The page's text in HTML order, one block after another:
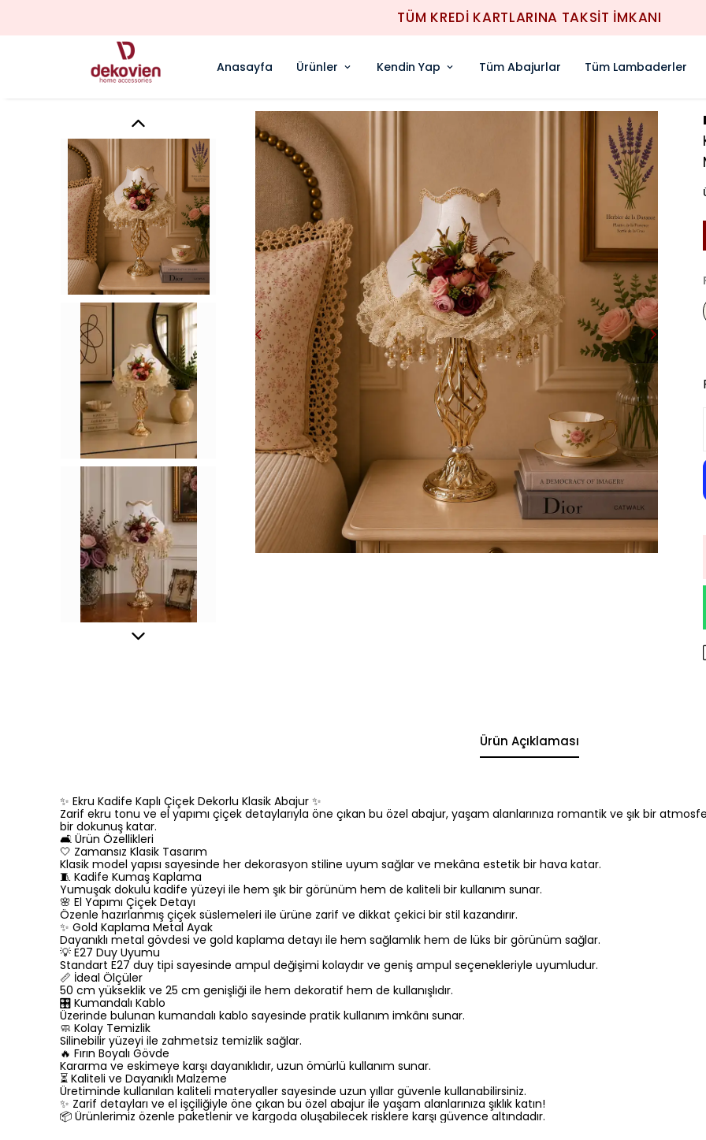
1000TL ÜZERİ ÜCRETSİZ KARGO
Anasayfa Ürünler Kendin Yap Tüm Abajurlar Tüm Lambaderler
Ürün Açıklaması
✨ Ekru Kadife Kaplı Çiçek Dekorlu Klasik Abajur ✨
Zarif ekru tonu ve el yapımı çiçek detaylarıyla öne çıkan bu özel abajur, yaşam alanlarınıza romantik ve şık bir
bir dokunuş katar.
🛋️ Ürün Özellikleri
🤍 Zamansız Klasik Tasarım
Klasik model yapısı sayesinde her dekorasyon stiline uyum sağlar ve mekâna estetik bir hava katar.
🧵 Kadife Kumaş Kaplama
Yumuşak dokulu kadife yüzeyi ile hem şık bir görünüm hem de kaliteli bir kullanım sunar.
🌸 El Yapımı Çiçek Detayı
Özenle hazırlanmış çiçek süslemeleri ile ürüne zarif ve dikkat çekici bir stil kazandırır.
✨ Gold Kaplama Metal Ayak
Dayanıklı metal gövdesi ve gold kaplama detayı ile hem sağlamlık hem de lüks bir görünüm sağlar.
💡 E27 Duy Uyumu
Standart E27 duy tipi sayesinde ampul değişimi kolaydır ve geniş ampul seçenekleriyle uyumludur.
📏 İdeal Ölçüler
50 cm yükseklik ve 25 cm genişliği ile hem dekoratif hem de kullanışlıdır.
🎛️ Kumandalı Kablo
Üzerinde bulunan kumandalı kablo sayesinde pratik kullanım imkânı sunar.
🧼 Kolay Temizlik
Silinebilir yüzeyi ile zahmetsiz temizlik sağlar.
🔥 Fırın Boyalı Gövde
Kararma ve eskimeye karşı dayanıklıdır, uzun ömürlü kullanım sunar.
⏳ Kaliteli ve Dayanıklı Malzeme
Üretiminde kullanılan kaliteli materyaller sayesinde uzun yıllar güvenle kullanabilirsiniz.
✨ Zarif detayları ve el işçiliğiyle öne çıkan bu özel abajur ile yaşam alanlarınıza şıklık katın!
📦 Ürünlerimiz özenle paketlenir ve kargoda oluşabilecek risklere karşı güvence altındadır.